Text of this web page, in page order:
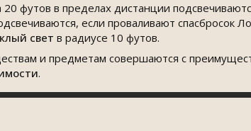
футов в пределах дистанции
если проваливают спасбросок
свет в радиусе 10 футов.
и предметам совершаются с
.